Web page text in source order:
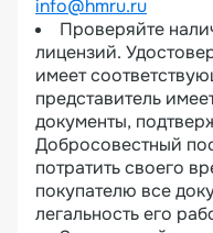
info@hmru.ru
Проверяйте
лицензий.
имеет
представитель
документы,
Добросовестный
потратить своего
покупателю все
легальность его